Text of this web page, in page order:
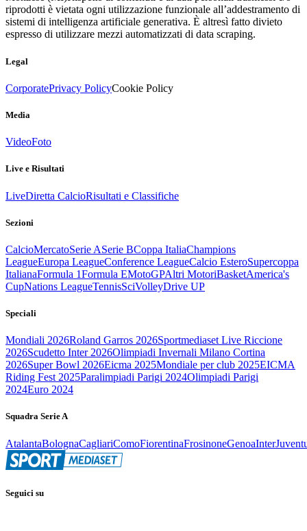
riprodotti è vietata ogni utilizzazione funzionale all’addestramento di
sistemi di intelligenza artificiale generativa. È altresì fatto divieto
espresso di utilizzare mezzi automatizzati di data scraping.
Legal
CorporatePrivacy PolicyCookie Policy
Media
VideoFoto
Live e Risultati
LiveDiretta CalcioRisultati e Classifiche
Sezioni
CalcioMercatoSerie ASerie BCoppa ItaliaChampions
LeagueEuropa LeagueConference LeagueCalcio EsteroSupercoppa
ItalianaFormula 1Formula EMotoGPAltri MotoriBasketAmerica's
CupNations LeagueTennisSciVolleyDrive UP
Speciali
Mondiali 2026Roland Garros 2026Sportmediaset Live Riccione
2026Scudetto Inter 2026Olimpiadi Invernali Milano Cortina
2026Super Bowl 2026Eicma 2025Mondiale per club 2025EICMA
Riding Fest 2025Paralimpiadi Parigi 2024Olimpiadi Parigi
2024Euro 2024
Squadra Serie A
AtalantaBolognaCagliariComoFiorentinaFrosinoneGenoaInter
Seguici su